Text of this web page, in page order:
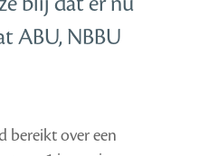
ABU, NBBU
bereikt over een